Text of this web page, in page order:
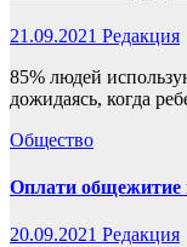
21.09.2021 Редакция
85% людей
дожидаясь, когда
Общество
Оплати общежитие
20.09.2021 Редакция